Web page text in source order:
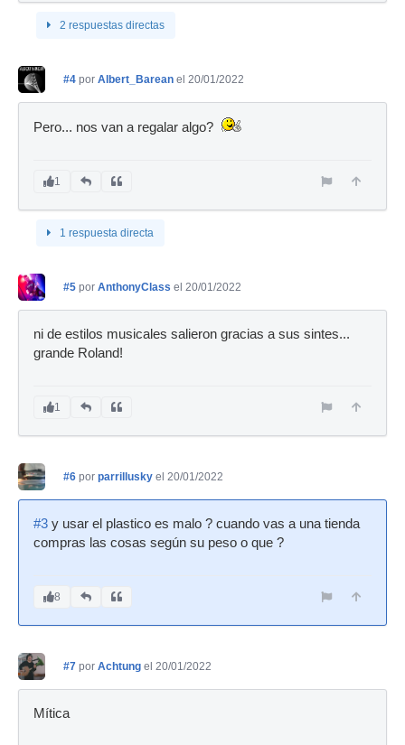
2 respuestas directas
#4 por Albert_Barean el 20/01/2022
Pero... nos van a regalar algo?
1
1 respuesta directa
#5 por AnthonyClass el 20/01/2022
ni de estilos musicales salieron gracias a sus sintes...
grande Roland!
1
#6 por parrillusky el 20/01/2022
#3 y usar el plastico es malo ? cuando vas a una tienda
compras las cosas según su peso o que ?
8
#7 por Achtung el 20/01/2022
Mítica